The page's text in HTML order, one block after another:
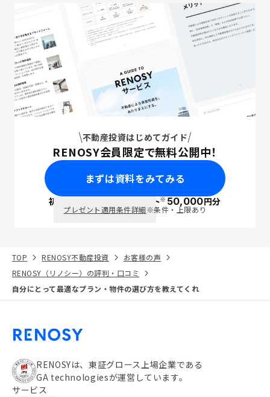
不動産投資はじめてガイド
RENOSY会員限定で無料公開中！
まずは資料をみてみる
初回面談で ポイント※50,000円分
プレゼント適用条件詳細※条件・上限あり
TOP RENOSY不動産投資
お客様の声
RENOSY（リノシー）の評判・口コミ
自分にとって最適なプラン・物件の選び方を教えてくれ
RENOSYは、東証グロース上場企業である
GA technologiesが運営しています。
サービス